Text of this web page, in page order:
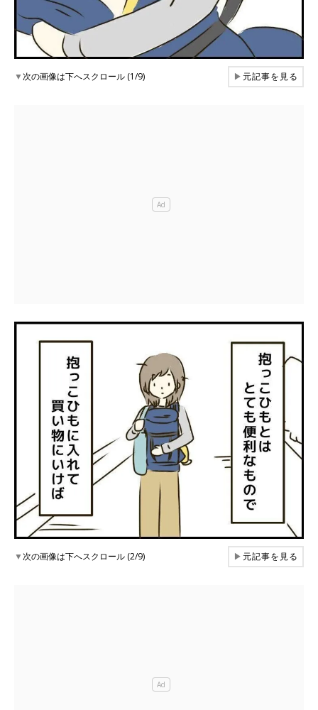
▼次の画像は下へスクロール (1/9) ▶元記事を見る
▼次の画像は下へスクロール (2/9) ▶元記事を見る